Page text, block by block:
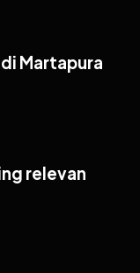
Martapura
relevan